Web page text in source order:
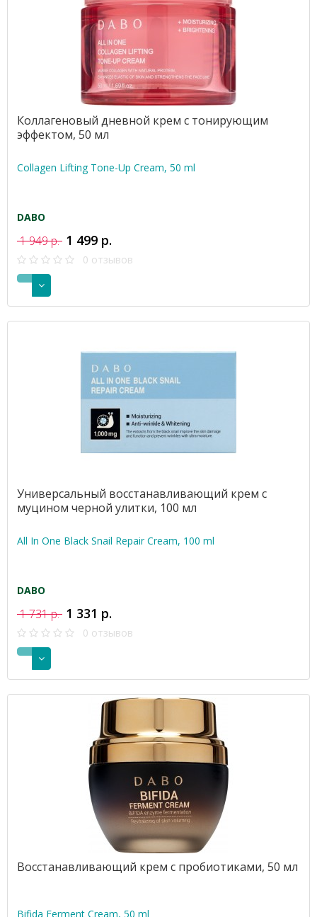
Коллагеновый дневной крем с тонирующим
эффектом, 50 мл
Collagen Lifting Tone-Up Cream, 50 ml
DABO
1 949 р. 1 499 р.
0 отзывов
Универсальный восстанавливающий крем с
муцином черной улитки, 100 мл
All In One Black Snail Repair Cream, 100 ml
DABO
1 731 р. 1 331 р.
0 отзывов
Восстанавливающий крем с пробиотиками, 50 мл
Bifida Ferment Cream, 50 ml